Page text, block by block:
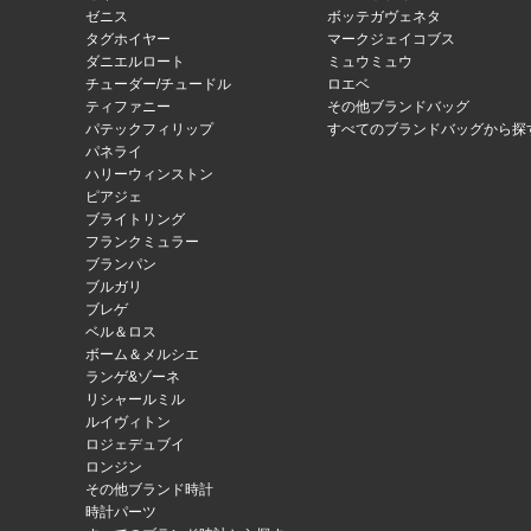
ゼニス
タグホイヤー
ダニエルロート
チューダー/チュードル
ティファニー
パテックフィリップ
パネライ
ハリーウィンストン
ピアジェ
ブライトリング
フランクミュラー
ブランパン
ブルガリ
ブレゲ
ベル＆ロス
ボーム＆メルシエ
ランゲ&ゾーネ
リシャールミル
ルイヴィトン
ロジェデュブイ
ロンジン
その他ブランド時計
時計パーツ
ボッテガヴェネタ
マークジェイコブス
ミュウミュウ
ロエベ
その他ブランドバッグ
すべてのブランドバッグから探